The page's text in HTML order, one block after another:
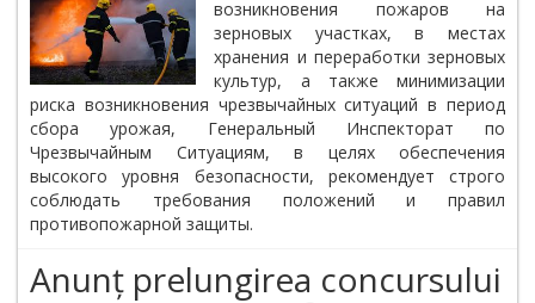
возникновения пожаров на
зерновых участках, в местах
хранения и переработки зерновых
культур, а также минимизации
риска возникновения чрезвычайных ситуаций в период
сбора урожая, Генеральный Инспекторат по
Чрезвычайным Ситуациям, в целях обеспечения
высокого уровня безопасности, рекомендует строго
соблюдать требования положений и правил
противопожарной защиты.
Anunț prelungirea concursului